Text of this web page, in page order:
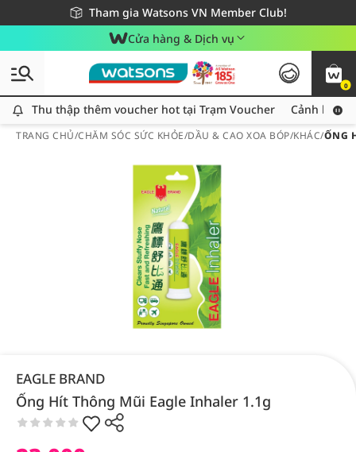
Tham gia Watsons VN Member Club!
Miễn phí giao hàng cho đơn hàng từ 249,000Đ
Giao hàng nhanh 24h - Áp dụng khu vực TP. Hồ Chí Minh
Cửa hàng & Dịch vụ
0
Thu thập thêm voucher hot tại Trạm Voucher
Thu thập thêm voucher hot tại Trạm Voucher Cảnh báo
TRANG CHỦ/CHĂM SÓC SỨC KHỎE/DẦU & CAO XOA BÓP/KHÁC/ỐNG
EAGLE BRAND
Ống Hít Thông Mũi Eagle Inhaler 1.1g